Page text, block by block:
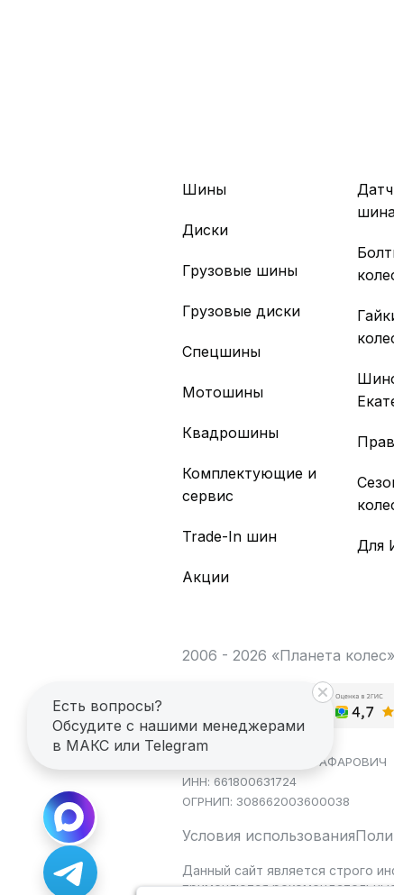
Шины
Диски
Грузовые шины
Грузовые диски
Спецшины
Мотошины
Квадрошины
Комплектующие и
сервис
Trade-In шин
Акции
Для
2006 - 2026 «Планета
ИП САГДЕЕВ ДИНАР ЯГАФАРОВИЧ
ИНН: 661800631724
ОГРНИП: 308662003600038
Условия использования
Данный сайт является строго
применяются
Есть вопросы?
Обсудите с нашими менеджерами
в МАКС или Telegram